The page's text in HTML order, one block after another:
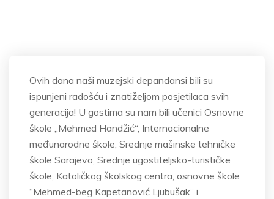
Ovih dana naši muzejski depandansi bili su
ispunjeni radošću i znatiželjom posjetilaca svih
generacija! U gostima su nam bili učenici Osnovne
škole „Mehmed Handžić“, Internacionalne
međunarodne škole, Srednje mašinske tehničke
škole Sarajevo, Srednje ugostiteljsko-turističke
škole, Katoličkog školskog centra, osnovne škole
“Mehmed-beg Kapetanović Ljubušak” i